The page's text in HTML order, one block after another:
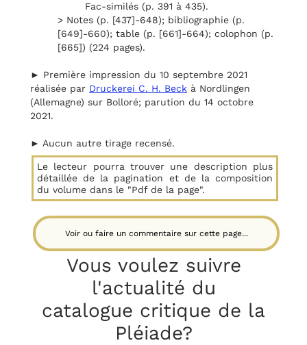
Fac-similés (p. 391 à 435).
> Notes (p. [437]-648); bibliographie (p.
[649]-660); table (p. [661]-664); colophon (p.
[665]) (224 pages).
► Première impression du 10 septembre 2021
réalisée par Druckerei C. H. Beck à Nordlingen
(Allemagne) sur Bolloré; parution du 14 octobre
2021.
► Aucun autre tirage recensé.
Le lecteur pourra trouver une description plus
détaillée de la pagination et de la composition
du volume dans le "Pdf de la page".
Voir ou faire un commentaire sur cette page...
Vous voulez suivre
l'actualité du
catalogue critique de la
Pléiade?